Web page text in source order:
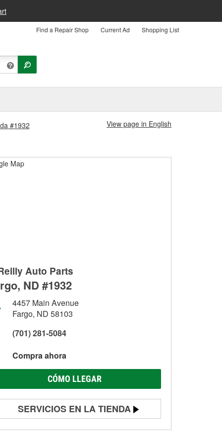
Find a Repair Shop Current Ad Shopping List
#1932
View page in English
Auto Parts
ND #1932
4457 Main Avenue
Fargo, ND 58103
(701) 281-5084
Compra ahora
CÓMO LLEGAR
SERVICIOS EN LA TIENDA
Prueba de batería